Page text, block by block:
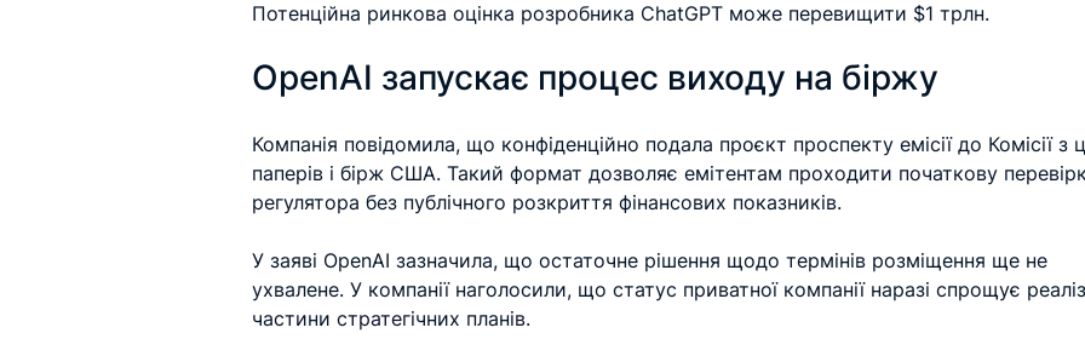
Потенційна ринкова оцінка розробника ChatGPT може перевищити $1 трлн.
OpenAI запускає процес виходу на біржу
Компанія повідомила, що конфіденційно подала проєкт проспекту емісії до Комісії з
паперів і бірж США. Такий формат дозволяє емітентам проходити початкову
регулятора без публічного розкриття фінансових показників.
У заяві OpenAI зазначила, що остаточне рішення щодо термінів розміщення ще не
ухвалене. У компанії наголосили, що статус приватної компанії наразі спрощує
частини стратегічних планів.